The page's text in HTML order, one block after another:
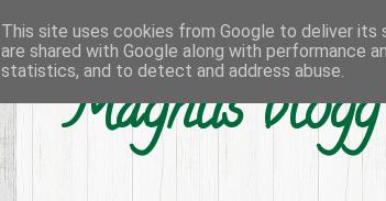
Magnus
This site uses cookies from Google to deliver its
are shared with Google along with performance
statistics, and to detect and address abuse.